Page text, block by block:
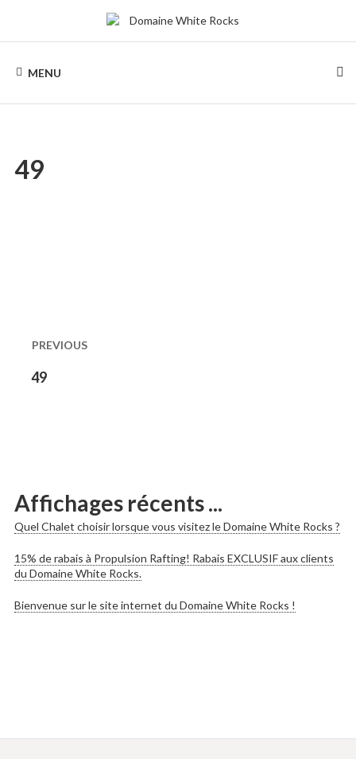
WHITE
ROCKS
de
Chalets
bois
MENU
49
dans
les
PREVIOUS
Previous
49
Affichages récents ...
Quel Chalet choisir lorsque vous visitez le Domaine White Rocks ?
15% de rabais à Propulsion Rafting! Rabais EXCLUSIF aux clients
du Domaine White Rocks.
Bienvenue sur le site internet du Domaine White Rocks !